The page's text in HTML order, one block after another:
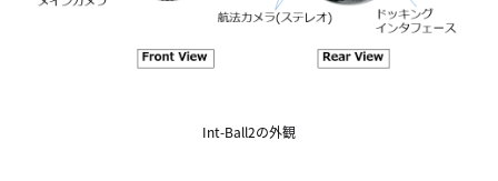
Int-Ball2の外観